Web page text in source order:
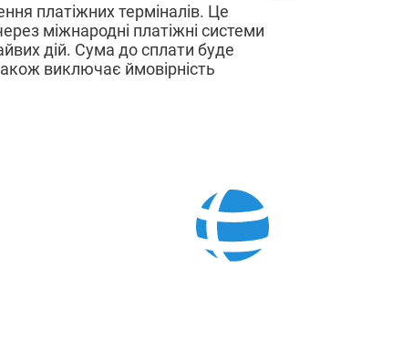
платіжних терміналів. Це
міжнародні платіжні системи
дій. Сума до сплати буде
виключає ймовірність